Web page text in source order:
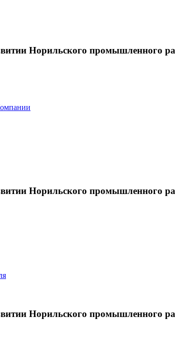
Норильского промышленного
Норильского промышленного
Норильского промышленного